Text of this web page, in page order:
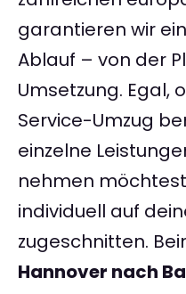
garantieren wir
Ablauf – von der
Umsetzung. Egal,
Service-Umzug
einzelne
nehmen
individuell auf
zugeschnitten.
Hannover nach